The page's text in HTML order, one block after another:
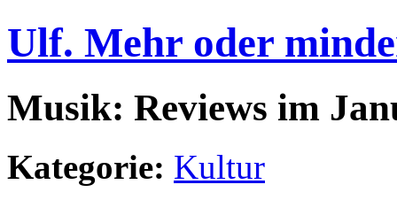
Ulf. Mehr oder
Musik: Reviews im
Kategorie: Kultur